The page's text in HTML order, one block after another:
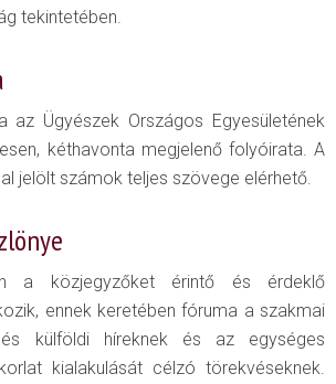
tekintetében.
az Ügyészek Országos Egyesületének
kéthavonta megjelenő folyóirata. A
jelölt számok teljes szövege elérhető.
a közjegyzőket érintő és érdeklő
ennek keretében fóruma a szakmai
külföldi híreknek és az egységes
kialakulását célzó törekvéseknek.